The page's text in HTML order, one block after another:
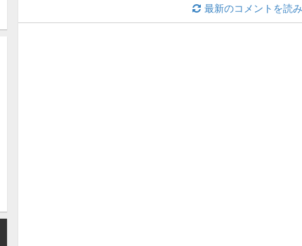
最新のコメントを読